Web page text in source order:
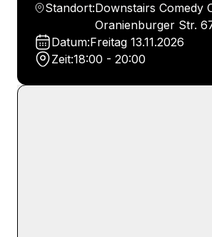
Standort:Downstairs Comedy
Oranienburger Str.
Datum:Freitag 13.11.2026
Zeit:18:00 - 20:00